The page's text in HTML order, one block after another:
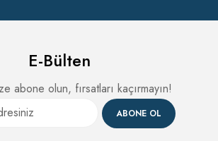
E-Bülten
abone olun, fırsatları kaçırmayın!
ABONE OL